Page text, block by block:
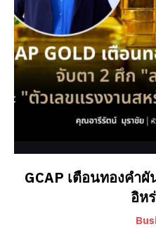
GCAP เตือนทองคำ
อิห